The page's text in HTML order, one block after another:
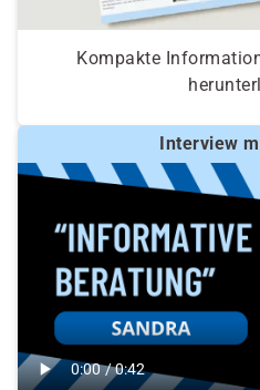
Kompakte
Interview